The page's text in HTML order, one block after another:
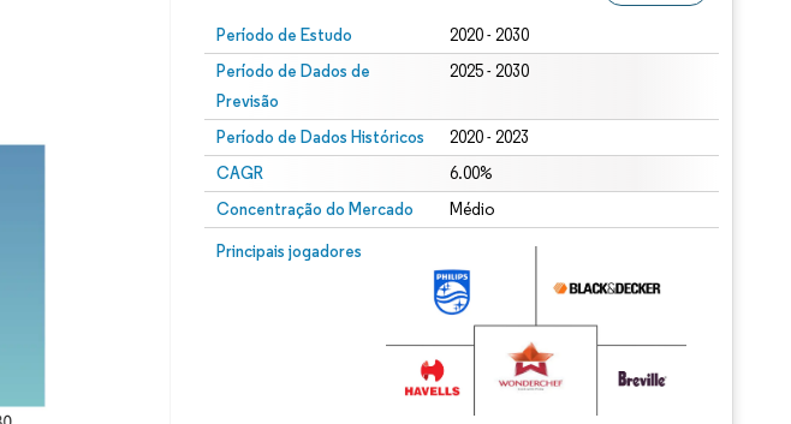
Período de Estudo 2020 - 2030
Período de Dados de
Previsão
2025 - 2030
Período de Dados Históricos 2020 - 2023
CAGR 6.00%
Concentração do Mercado Médio
Principais jogadores